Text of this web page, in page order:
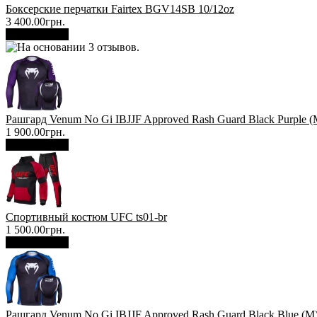
Боксерские перчатки Fairtex BGV14SB 10/12oz
3 400.00грн.
Рашгард Venum No Gi IBJJF Approved Rash Guard Black Purple
1 900.00грн.
Спортивный костюм UFC ts01-br
1 500.00грн.
Рашгард Venum No Gi IBJJF Approved Rash Guard Black Blue